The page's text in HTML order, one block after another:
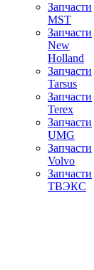
Запчасти
MST
Запчасти
New
Holland
Запчасти
Tarsus
Запчасти
Terex
Запчасти
UMG
Запчасти
Volvo
Запчасти
ТВЭКС